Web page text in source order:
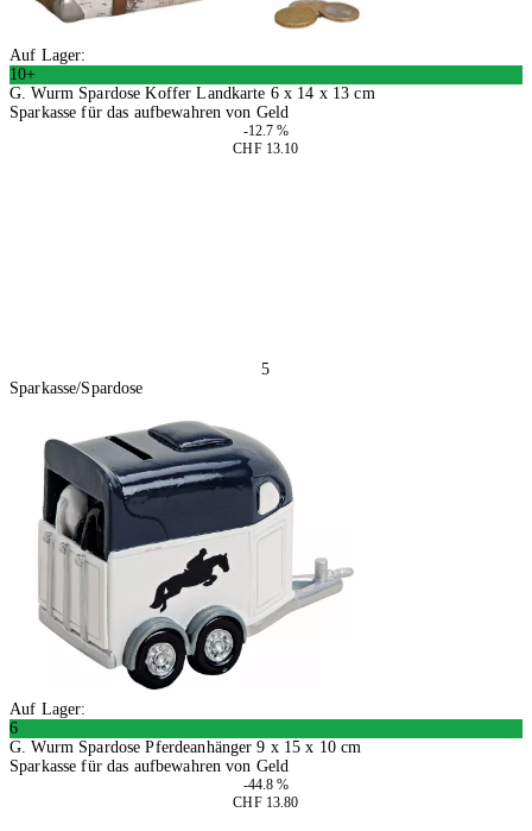
Auf Lager:
10+
G. Wurm Spardose Koffer Landkarte 6 x 14 x 13 cm
Sparkasse für das aufbewahren von Geld
-12.7 %
CHF 13.10
5
Sparkasse/Spardose
Auf Lager:
6
G. Wurm Spardose Pferdeanhänger 9 x 15 x 10 cm
Sparkasse für das aufbewahren von Geld
-44.8 %
CHF 13.80